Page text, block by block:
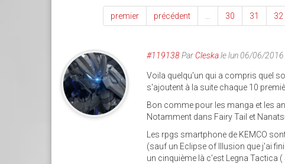
premier précédent 30 31 32
#119138Par Cleskale lun 06/06/
Voila quelqu'un qui a compris quel
s'ajoutent à la suite chaque 10
Bon comme pour les manga et les
Notamment dans Fairy Tail et
Les rpgs smartphone de KEMCO
(sauf un Eclipse of Illusion que j'ai
un cinquième là c'est Legna Tactica